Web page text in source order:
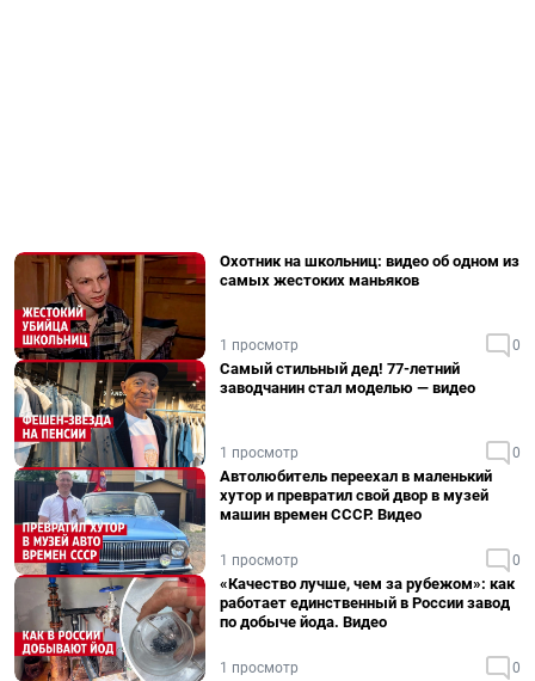
Охотник на школьниц: видео об одном из
самых жестоких маньяков
1 просмотр 0
Самый стильный дед! 77-летний
заводчанин стал моделью — видео
1 просмотр 0
Автолюбитель переехал в маленький
хутор и превратил свой двор в музей
машин времен СССР. Видео
1 просмотр 0
«Качество лучше, чем за рубежом»: как
работает единственный в России завод
по добыче йода. Видео
1 просмотр 0